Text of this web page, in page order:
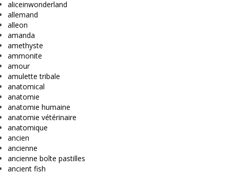
aliceinwonderland
allemand
alleon
amanda
amethyste
ammonite
amour
amulette tribale
anatomical
anatomie
anatomie humaine
anatomie vétérinaire
anatomique
ancien
ancienne
ancienne boîte pastilles
ancient fish